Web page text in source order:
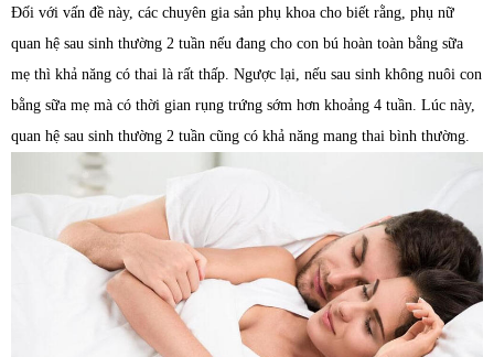
Đối với vấn đề này, các chuyên gia sản phụ khoa cho biết rằng, phụ nữ
quan hệ sau sinh thường 2 tuần nếu đang cho con bú hoàn toàn bằng sữa
mẹ thì khả năng có thai là rất thấp. Ngược lại, nếu sau sinh không nuôi con
bằng sữa mẹ mà có thời gian rụng trứng sớm hơn khoảng 4 tuần. Lúc này,
quan hệ sau sinh thường 2 tuần cũng có khả năng mang thai bình thường.